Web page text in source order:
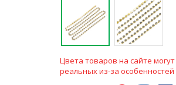
Цвета товаров на сайте
реальных из-за